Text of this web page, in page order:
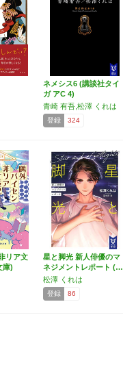
ネメシス6 (講談社タイ
ガ アC 4)
青崎 有吾,松澤 くれは
登録 324
リア文
庫)
星と脚光 新人俳優のマ
ネジメントレポート (…
松澤 くれは
登録 86